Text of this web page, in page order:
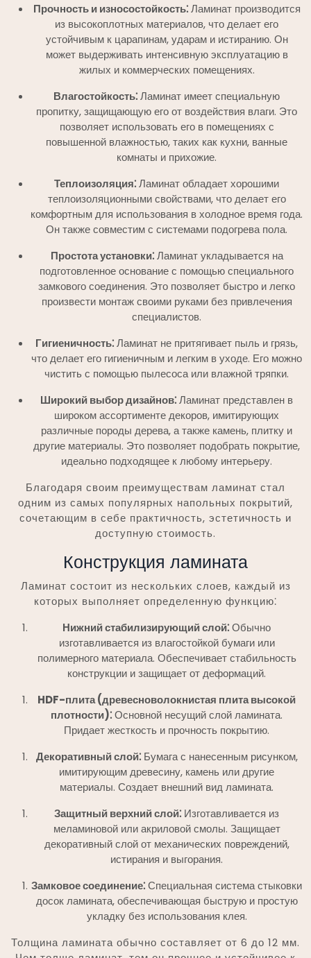
Прочность и износостойкость⁚Ламинат производится
из высокоплотных материалов, что делает его
устойчивым к царапинам, ударам и истиранию. Он
может выдерживать интенсивную эксплуатацию в
жилых и коммерческих помещениях.
Влагостойкость⁚Ламинат имеет специальную
пропитку, защищающую его от воздействия влаги. Это
позволяет использовать его в помещениях с
повышенной влажностью, таких как кухни, ванные
комнаты и прихожие.
Теплоизоляция⁚Ламинат обладает хорошими
теплоизоляционными свойствами, что делает его
комфортным для использования в холодное время года.
Он также совместим с системами подогрева пола.
Простота установки⁚Ламинат укладывается на
подготовленное основание с помощью специального
замкового соединения. Это позволяет быстро и легко
произвести монтаж своими руками без привлечения
специалистов.
Гигиеничность⁚Ламинат не притягивает пыль и грязь,
что делает его гигиеничным и легким в уходе. Его можно
чистить с помощью пылесоса или влажной тряпки.
Широкий выбор дизайнов⁚Ламинат представлен в
широком ассортименте декоров, имитирующих
различные породы дерева, а также камень, плитку и
другие материалы. Это позволяет подобрать покрытие,
идеально подходящее к любому интерьеру.
Благодаря своим преимуществам ламинат стал
одним из самых популярных напольных покрытий,
сочетающим в себе практичность, эстетичность и
доступную стоимость.
Конструкция ламината
Ламинат состоит из нескольких слоев, каждый из
которых выполняет определенную функцию⁚
Нижний стабилизирующий слой⁚Обычно
изготавливается из влагостойкой бумаги или
полимерного материала. Обеспечивает стабильность
конструкции и защищает от деформаций.
HDF-плита (древесноволокнистая плита высокой
плотности)⁚Основной несущий слой ламината.
Придает жесткость и прочность покрытию.
Декоративный слой⁚Бумага с нанесенным рисунком,
имитирующим древесину, камень или другие
материалы. Создает внешний вид ламината.
Защитный верхний слой⁚ Изготавливается из
меламиновой или акриловой смолы. Защищает
декоративный слой от механических повреждений,
истирания и выгорания.
Замковое соединение⁚Специальная система стыковки
досок ламината, обеспечивающая быструю и простую
укладку без использования клея.
Толщина ламината обычно составляет от 6 до 12 мм.